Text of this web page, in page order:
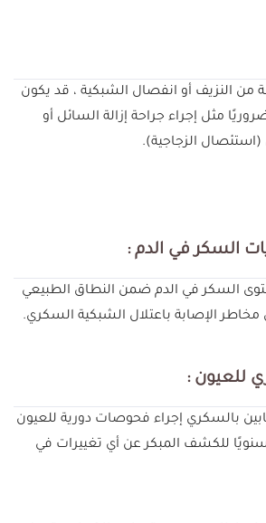
من النزيف أو انفصال الشبكية ، قد يكون
مثل إجراء جراحة إزالة السائل أو
(استئصال الزجاجية).
السكر في الدم :
السكر في الدم ضمن النطاق الطبيعي
الإصابة باعتلال الشبكية السكري.
للعيون :
بالسكري إجراء فحوصات دورية للعيون
سنويًا للكشف المبكر عن أي تغييرات في